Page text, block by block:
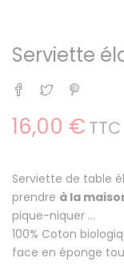
Serviette
Partager
Tweet
16,00 € TTC
Serviette de table
prendre à la
pique-niquer ...
100% Coton
face en éponge